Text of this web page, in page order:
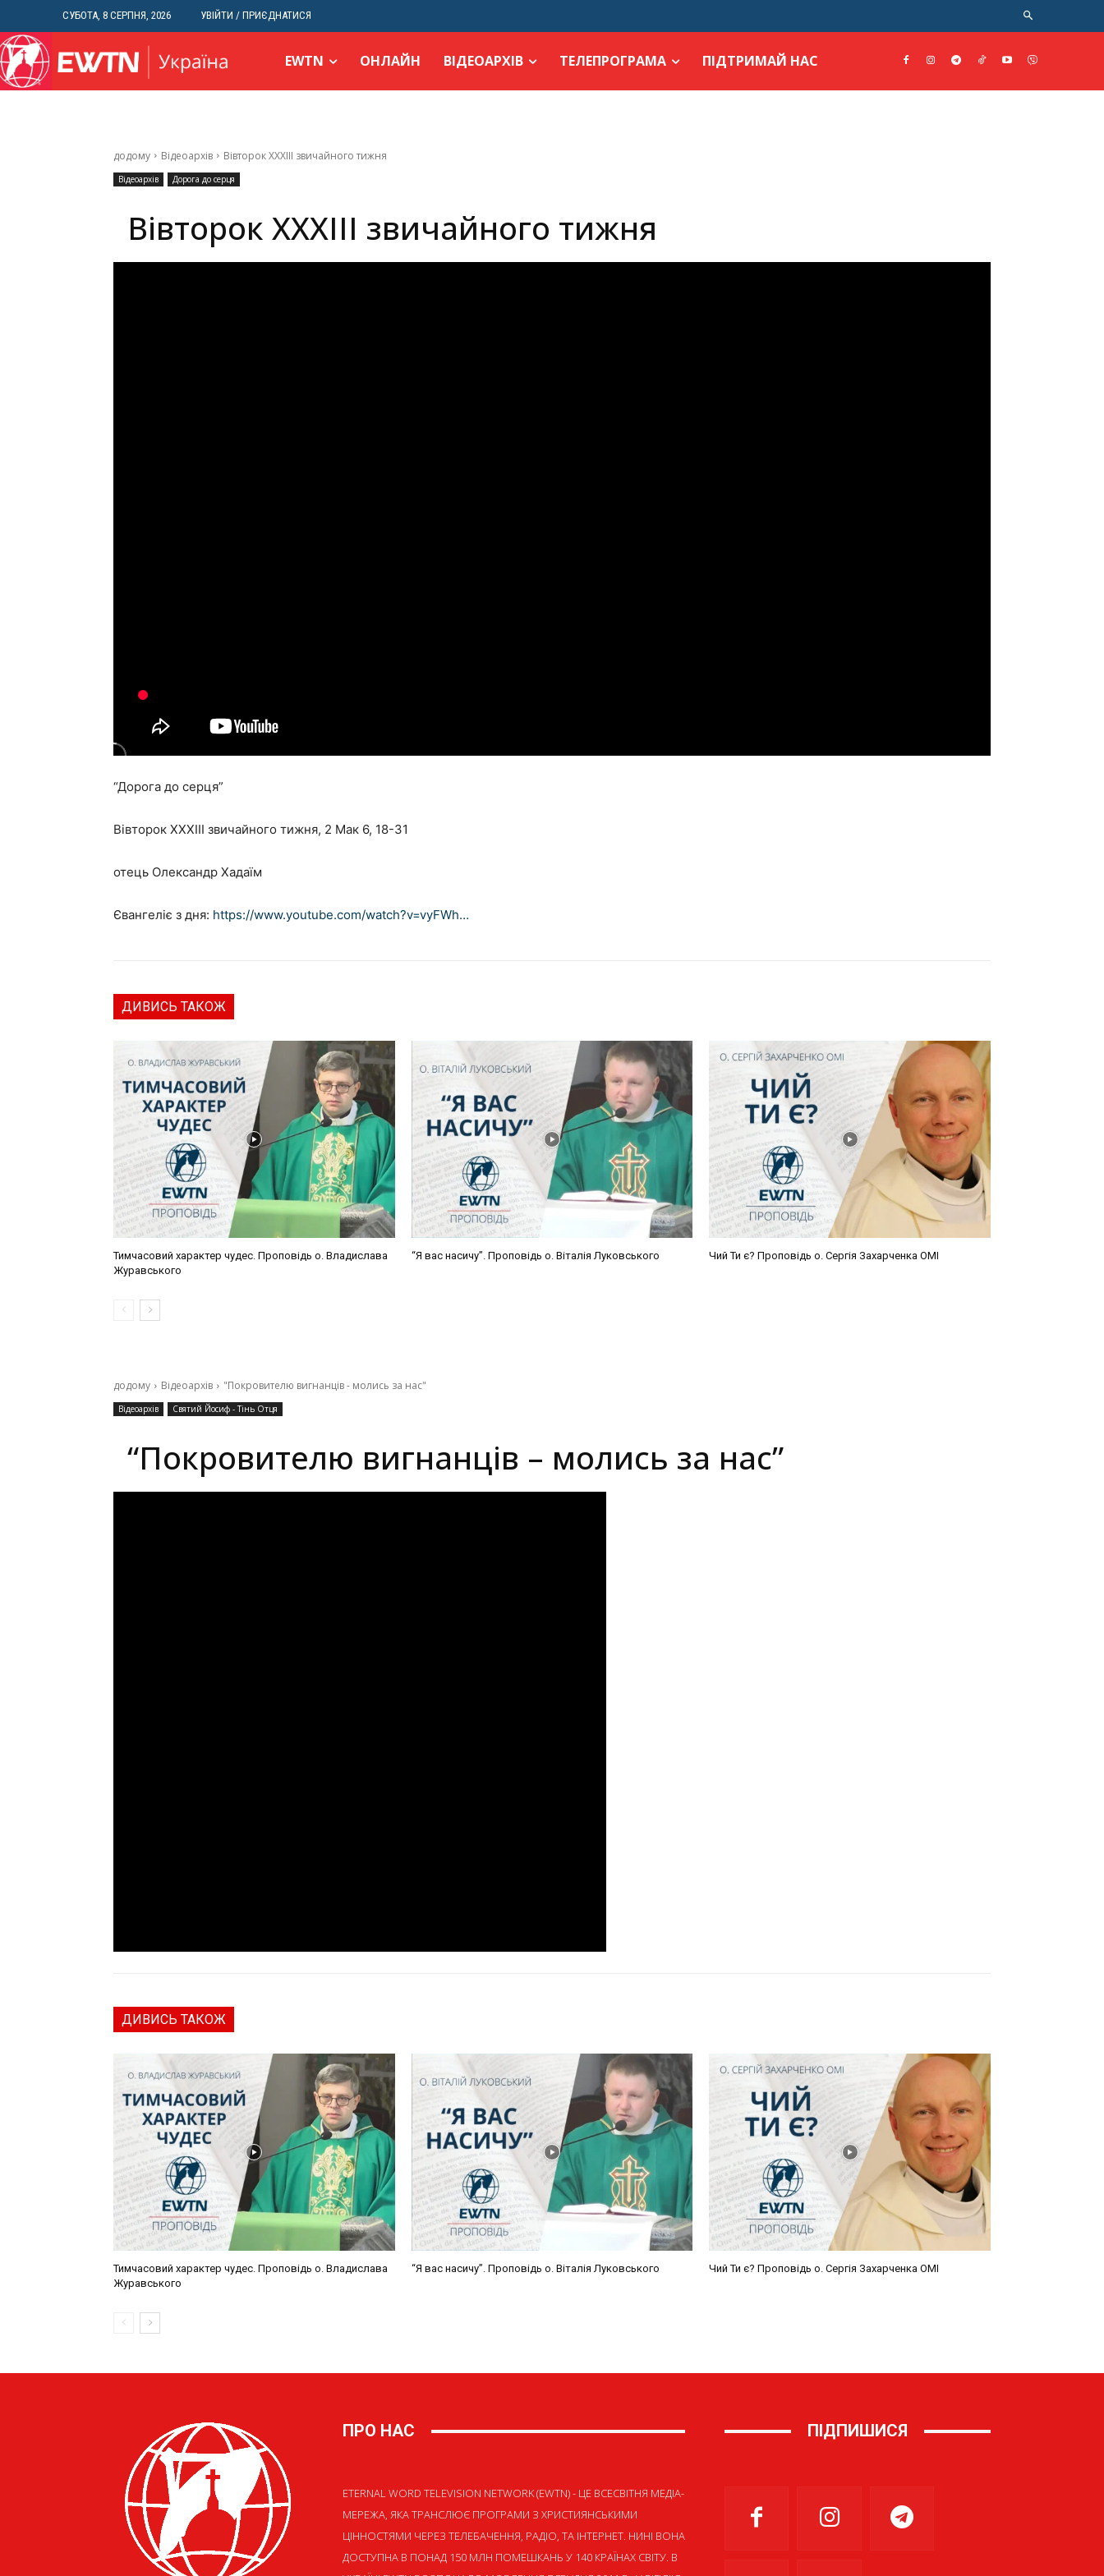
СУБОТА, 8 СЕРПНЯ, 2026 УВІЙТИ / ПРИЄДНАТИСЯ
EWTN ОНЛАЙН ВІДЕОАРХІВ ТЕЛЕПРОГРАМА ПІДТРИМАЙ НАС
додому Відеоархів Вівторок ХХХІІІ звичайного тижня
Відеоархів Дорога до серця
Вівторок ХХХІІІ звичайного тижня
“Дорога до серця”
Вівторок ХХХІІІ звичайного тижня, 2 Мак 6, 18-31
отець Олександр Хадаїм
Євангеліє з дня: https://www.youtube.com/watch?v=vyFWh…
ДИВИСЬ ТАКОЖ
Тимчасовий характер чудес. Проповідь о. Владислава
Журавського
“Я вас насичу”. Проповідь о. Віталія Луковського Чий Ти є? Проповідь о. Сергія Захарченка ОМІ
ПРО НАС
ETERNAL WORD TELEVISION NETWORK (EWTN) - ЦЕ ВСЕСВІТНЯ МЕДІА-
МЕРЕЖА, ЯКА ТРАНСЛЮЄ ПРОГРАМИ З ХРИСТИЯНСЬКИМИ
ЦІННОСТЯМИ ЧЕРЕЗ ТЕЛЕБАЧЕННЯ, РАДІО, ТА ІНТЕРНЕТ. НИНІ ВОНА
ДОСТУПНА В ПОНАД 150 МЛН ПОМЕШКАНЬ У 140 КРАЇНАХ СВІТУ. В
ПІДПИШИСЯ